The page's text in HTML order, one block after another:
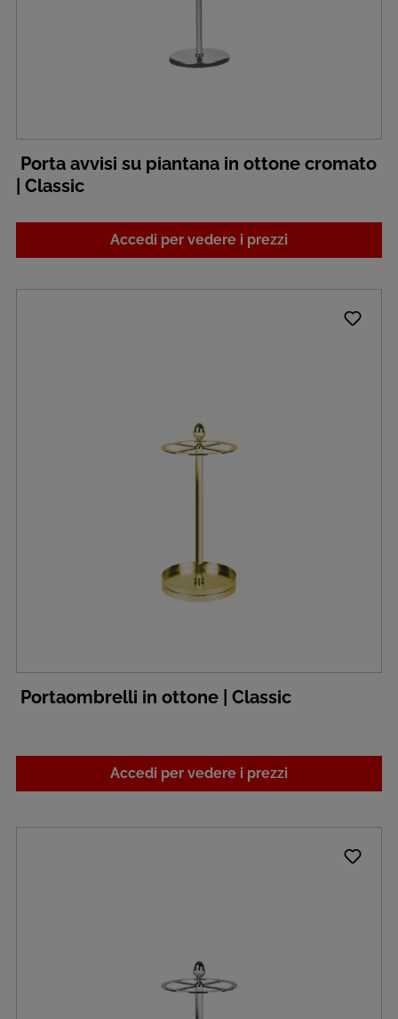
Porta avvisi su piantana in ottone cromato
| Classic
Accedi per vedere i prezzi
Portaombrelli in ottone | Classic
Accedi per vedere i prezzi